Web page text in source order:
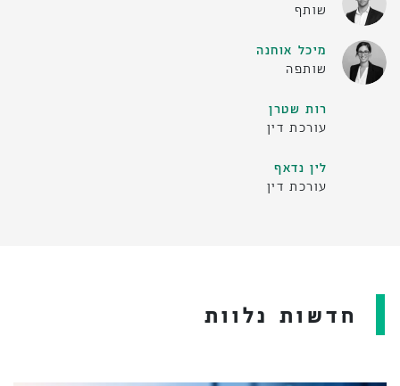
שותף
מיכל אוחנה
שותפה
רות שטרן
עורכת דין
לין נדאף
עורכת דין
חדשות נלוות